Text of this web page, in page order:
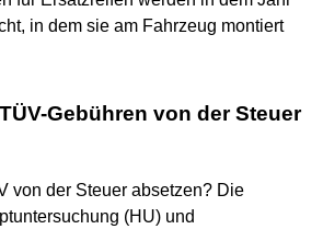
in dem sie am Fahrzeug montiert
Gebühren von der Steuer
von der Steuer absetzen? Die
(HU) und